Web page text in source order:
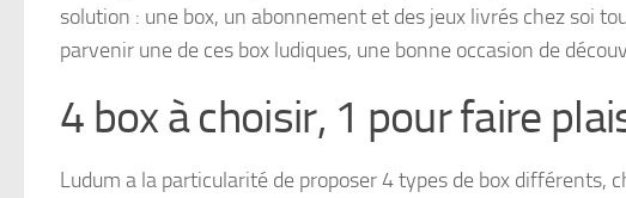
solution : une box, un abonnement et des jeux livrés chez soi
parvenir une de ces box ludiques, une bonne occasion de
4 box à choisir, 1 pour faire
Ludum a la particularité de proposer 4 types de box différents,